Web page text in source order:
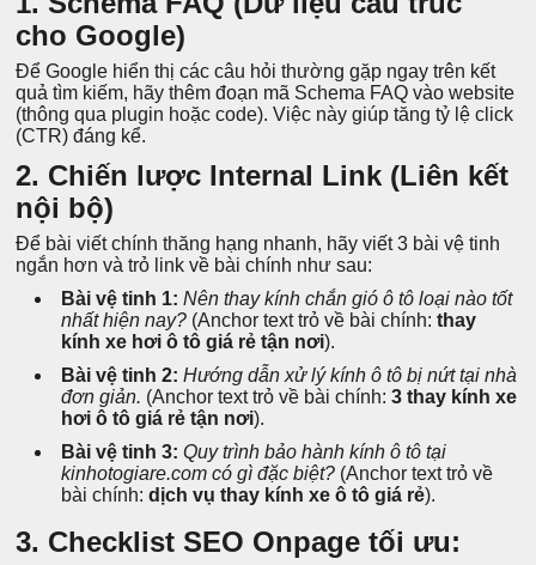
cho Google)
Để Google hiển thị các câu hỏi thường gặp ngay trên kết
quả tìm kiếm, hãy thêm đoạn mã Schema FAQ vào website
(thông qua plugin hoặc code). Việc này giúp tăng tỷ lệ click
(CTR) đáng kể.
2. Chiến lược Internal Link (Liên kết
nội bộ)
Để bài viết chính thăng hạng nhanh, hãy viết 3 bài vệ tinh
ngắn hơn và trỏ link về bài chính như sau:
Bài vệ tinh 1: Nên thay kính chắn gió ô tô loại nào tốt
nhất hiện nay? (Anchor text trỏ về bài chính:thay
kính xe hơi ô tô giá rẻ tận nơi).
Bài vệ tinh 2: Hướng dẫn xử lý kính ô tô bị nứt tại nhà
đơn giản. (Anchor text trỏ về bài chính:3 thay kính xe
hơi ô tô giá rẻ tận nơi).
Bài vệ tinh 3: Quy trình bảo hành kính ô tô tại
kinhotogiare.com có gì đặc biệt? (Anchor text trỏ về
bài chính:dịch vụ thay kính xe ô tô giá rẻ).
3. Checklist SEO Onpage tối ưu: